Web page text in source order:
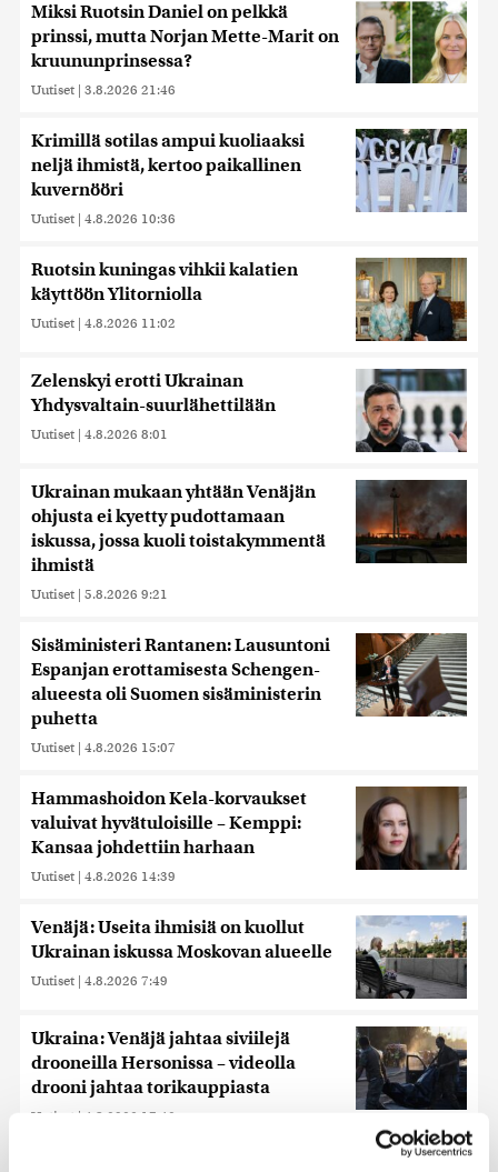
Miksi Ruotsin Daniel on pelkkä
prinssi, mutta Norjan Mette-Marit on
kruununprinsessa?
Uutiset | 3.8.2026 21:46
Krimillä sotilas ampui kuoliaaksi
neljä ihmistä, kertoo paikallinen
kuvernööri
Uutiset | 4.8.2026 10:36
Ruotsin kuningas vihkii kalatien
käyttöön Ylitorniolla
Uutiset | 4.8.2026 11:02
Zelenskyi erotti Ukrainan
Yhdysvaltain-suurlähettilään
Uutiset | 4.8.2026 8:01
Ukrainan mukaan yhtään Venäjän
ohjusta ei kyetty pudottamaan
iskussa, jossa kuoli toistakymmentä
ihmistä
Uutiset | 5.8.2026 9:21
Sisäministeri Rantanen: Lausuntoni
Espanjan erottamisesta Schengen-
alueesta oli Suomen sisäministerin
puhetta
Uutiset | 4.8.2026 15:07
Hammashoidon Kela-korvaukset
valuivat hyvätuloisille – Kemppi:
Kansaa johdettiin harhaan
Uutiset | 4.8.2026 14:39
Venäjä: Useita ihmisiä on kuollut
Ukrainan iskussa Moskovan alueelle
Uutiset | 4.8.2026 7:49
Ukraina: Venäjä jahtaa siviilejä
drooneilla Hersonissa – videolla
drooni jahtaa torikauppiasta
Uutiset | 4.8.2026 17:42